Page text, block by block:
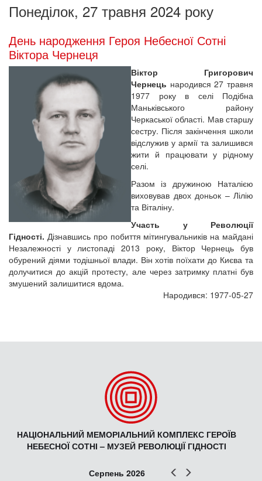
Понеділок, 27 травня 2024 року
День народження Героя Небесної Сотні
Віктора Чернеця
Віктор Григорович
Чернець народився 27 травня
1977 року в селі Подібна
Маньківського району
Черкаської області. Мав старшу
сестру. Після закінчення школи
відслужив у армії та залишився
жити й працювати у рідному
селі.
Разом із дружиною Наталією
виховував двох доньок – Лілію
та Віталіну.
Участь у Революції
Гідності. Дізнавшись про побиття мітингувальників на майдані
Незалежності у листопаді 2013 року, Віктор Чернець був
обурений діями тодішньої влади. Він хотів поїхати до Києва та
долучитися до акцій протесту, але через затримку платні був
змушений залишитися вдома.
Народився: 1977-05-27
НАЦІОНАЛЬНИЙ МЕМОРІАЛЬНИЙ КОМПЛЕКС ГЕРОЇВ
НЕБЕСНОЇ СОТНІ – МУЗЕЙ РЕВОЛЮЦІЇ ГІДНОСТІ
Попер
Серпень 2026